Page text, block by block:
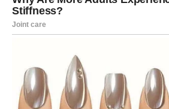
i spremnijim za buduće izazove.
* snažna intuicija
* velika emotivnost
* duboko razumijevanje ljudi
* česte životne transformacije